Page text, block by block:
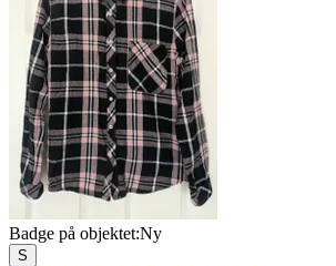
Badge på objektet:Ny
S